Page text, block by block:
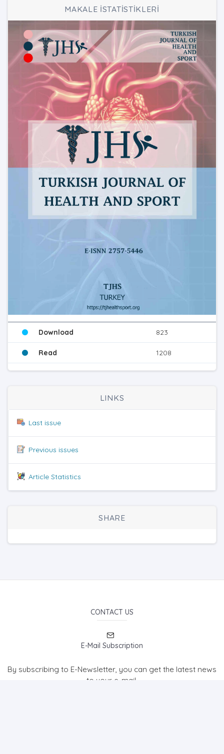
MAKALE İSTATİSTİKLERİ
Download 823
Read 1208
LINKS
Last issue
Previous issues
Article Statistics
SHARE
CONTACT US
E-Mail Subscription
By subscribing to E-Newsletter, you can get the latest news
to your e-mail.